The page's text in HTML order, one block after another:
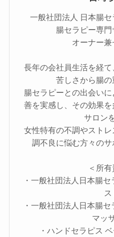
一般社団法人 日本腸
腸セラピー専
オーナー兼
長年の会社員生活を経
苦しさから腸の
腸セラピーとの出会い
善を実感し、その効果を
サロン
女性特有の不調やスト
調不良に悩む方々のサ
＜所有
・一般社団法人日本腸
ス
・一般社団法人日本腸
マッ
・ハンドセラピス